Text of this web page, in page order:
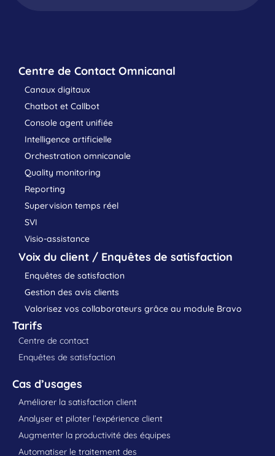
Centre de Contact Omnicanal
Canaux digitaux
Chatbot et Callbot
Console agent unifiée
Intelligence artificielle
Orchestration omnicanale
Quality monitoring
Reporting
Supervision temps réel
SVI
Visio-assistance
Voix du client / Enquêtes de satisfaction
Enquêtes de satisfaction
Gestion des avis clients
Valorisez vos collaborateurs grâce au module Bravo
Tarifs
Centre de contact
Enquêtes de satisfaction
Cas d’usages
Améliorer la satisfaction client
Analyser et piloter l’expérience client
Augmenter la productivité des équipes
Automatiser le traitement des